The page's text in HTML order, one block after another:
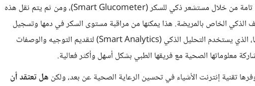
(Smart Sensors)، حيث يتم تجميع البيانات بدقة تامة من خلال مستشعر ذكي للسكر (Smart Glucometer)، ومن ثم يتم نقل هذه
الذكي الخاص بالمريضة. هذا يمكنها من مراقبة مستوى السكر في دمها وتسجيل
القراءات بسهولة. وتصل هذه البيانات أيضا إلى طبيبها، الذي يستخدم التحليل الذكي (Smart Analytics) لتقديم التوجيه والوصفات
معلوماتها الصحية مع فريقها الطبي بشكل أسهل وأكثر فعالية.
تقنية إنترنت الأشياء في تحسين الرعاية الصحية عن بعد، ولكن هل تعتقد أن